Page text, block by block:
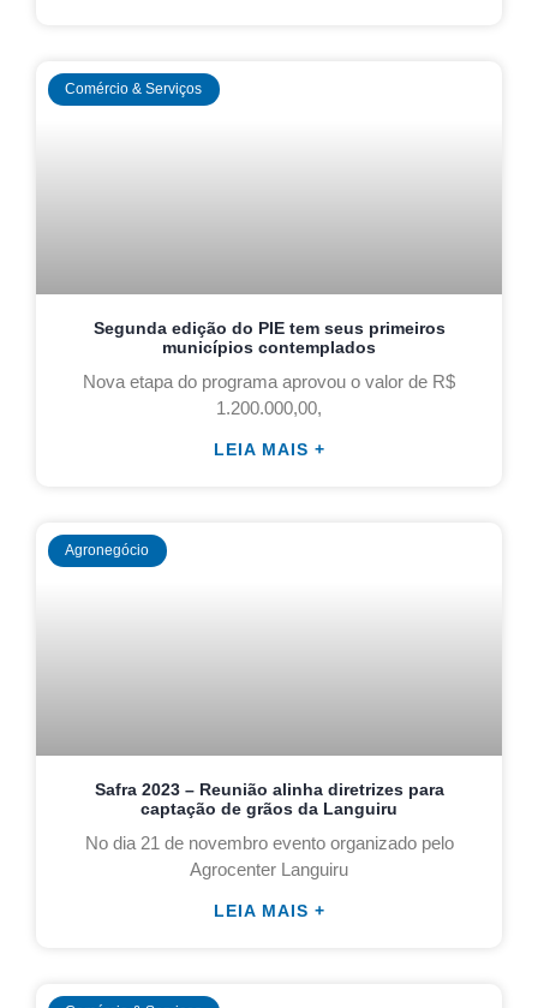
Comércio & Serviços
Segunda edição do PIE tem seus primeiros
municípios contemplados
Nova etapa do programa aprovou o valor de R$
1.200.000,00,
LEIA MAIS +
Agronegócio
Safra 2023 – Reunião alinha diretrizes para
captação de grãos da Languiru
No dia 21 de novembro evento organizado pelo
Agrocenter Languiru
LEIA MAIS +